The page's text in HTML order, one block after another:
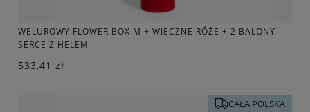
WELUROWY FLOWER BOX M + WIECZNE RÓŻE + 2 BALONY
SERCE Z HELEM
533,41 zł
CAŁA POLSKA